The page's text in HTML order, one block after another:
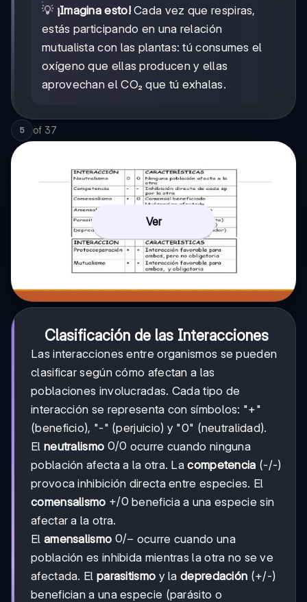
💡 ¡Imagina esto!Cada vez que respiras,
estás participando en una relación
mutualista con las plantas: tú consumes el
oxígeno que ellas producen y ellas
aprovechan el CO₂ que tú exhalas.
5 of 37
Ver
Clasificación de las Interacciones
Las interacciones entre organismos se pueden
clasificar según cómo afectan a las
poblaciones involucradas. Cada tipo de
interacción se representa con símbolos: "+"
(beneficio), "-" (perjuicio) y "0" (neutralidad).
El neutralismo 0/0
0/0 ocurre cuando ninguna
población afecta a la otra. Lacompetencia (-/-)
provoca inhibición directa entre especies. El
comensalismo +/0
+/0 beneficia a una especie sin
afectar a la otra.
El amensalismo 0/-
0/− ocurre cuando una
población es inhibida mientras la otra no se ve
afectada. El parasitismo y ladepredación (+/-)
benefician a una especie (parásito o